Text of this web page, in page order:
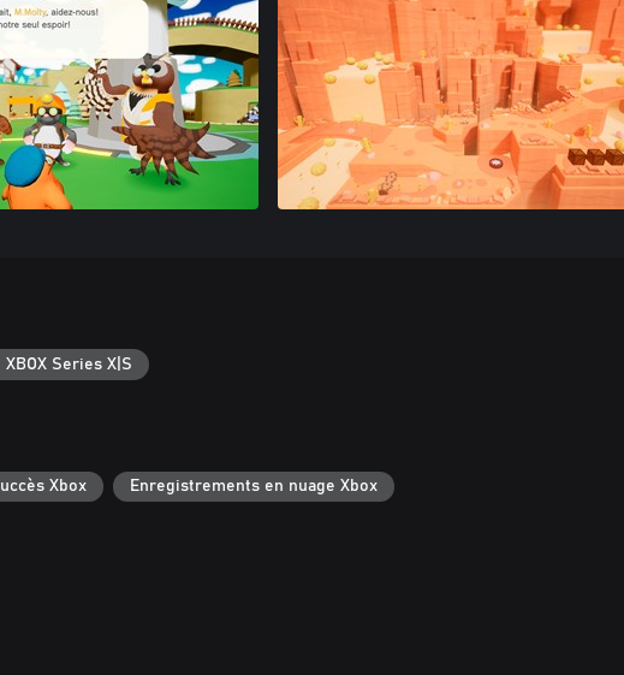
XBOX Series X|S
Xbox Enregistrements en nuage Xbox